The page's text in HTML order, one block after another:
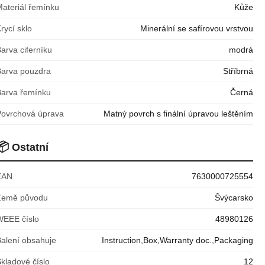
řemínku Kůže
sklo Minerální se safírovou vrstvou
ciferníku modrá
pouzdra Stříbrná
řemínku Černá
úprava Matný povrch s finální úpravou leštěním
Ostatní
7630000725554
původu Švýcarsko
číslo 48980126
obsahuje Instruction,Box,Warranty doc.,Packaging
číslo 12